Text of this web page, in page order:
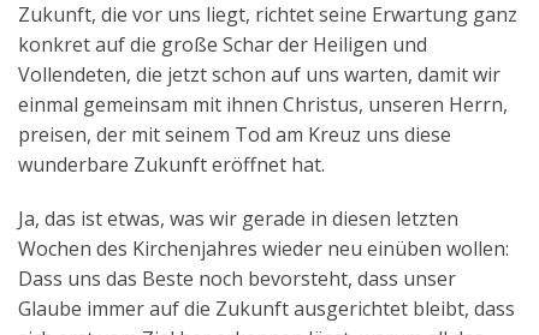
Zukunft, die vor uns liegt, richtet seine Erwartung ganz
konkret auf die große Schar der Heiligen und
Vollendeten, die jetzt schon auf uns warten, damit wir
einmal gemeinsam mit ihnen Christus, unseren Herrn,
preisen, der mit seinem Tod am Kreuz uns diese
wunderbare Zukunft eröffnet hat.
Ja, das ist etwas, was wir gerade in diesen letzten
Wochen des Kirchenjahres wieder neu einüben wollen:
Dass uns das Beste noch bevorsteht, dass unser
Glaube immer auf die Zukunft ausgerichtet bleibt, dass